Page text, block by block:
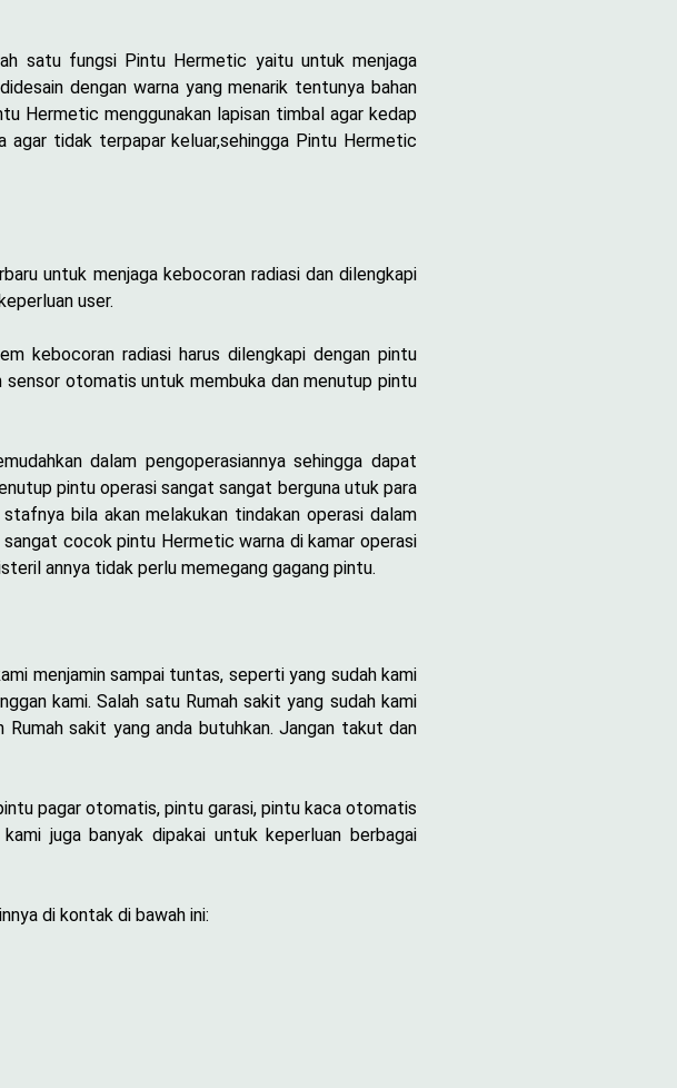
satu fungsi Pintu Hermetic yaitu untuk menjaga
dengan warna yang menarik tentunya bahan
Hermetic menggunakan lapisan timbal agar kedap
agar tidak terpapar keluar,sehingga Pintu Hermetic
untuk menjaga kebocoran radiasi dan dilengkapi
user.
kebocoran radiasi harus dilengkapi dengan pintu
otomatis untuk membuka dan menutup pintu
dalam pengoperasiannya sehingga dapat
pintu operasi sangat sangat berguna utuk para
bila akan melakukan tindakan operasi dalam
cocok pintu Hermetic warna di kamar operasi
annya tidak perlu memegang gagang pintu.
menjamin sampai tuntas, seperti yang sudah kami
kami. Salah satu Rumah sakit yang sudah kami
sakit yang anda butuhkan. Jangan takut dan
pagar otomatis, pintu garasi, pintu kaca otomatis
juga banyak dipakai untuk keperluan berbagai
di kontak di bawah ini: